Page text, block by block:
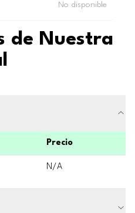
No disponible
de Nuestra
Precio
N/A